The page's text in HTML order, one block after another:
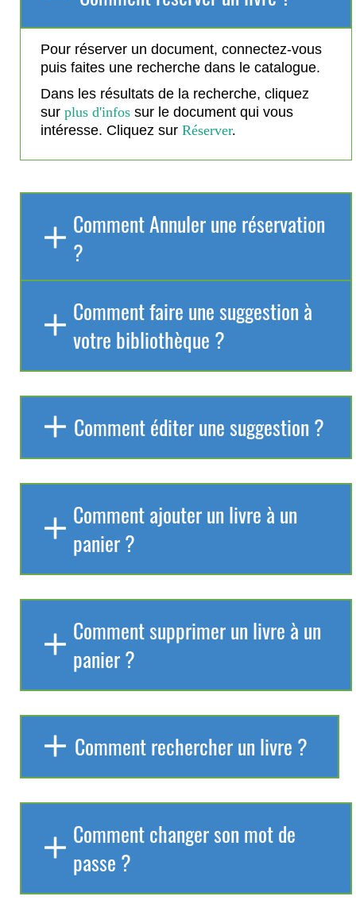
Pour réserver un document, connectez-vous
puis faites une recherche dans le catalogue.
Dans les résultats de la recherche, cliquez
sur plus d'infos sur le document qui vous
intéresse. Cliquez sur Réserver.
Comment Annuler une réservation
?
Comment faire une suggestion à
votre bibliothèque ?
Comment éditer une suggestion ?
Comment ajouter un livre à un
panier ?
Comment supprimer un livre à un
panier ?
Comment rechercher un livre ?
Comment changer son mot de
passe ?